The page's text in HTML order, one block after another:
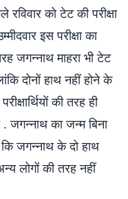
को टेट की परीक्षा
इस परीक्षा का
जगन्नाथ माहरा भी टेट
दोनों हाथ नहीं होने के
की तरह ही
जगन्नाथ का जन्म बिना
जगन्नाथ के दो हाथ
लोगों की तरह नहीं